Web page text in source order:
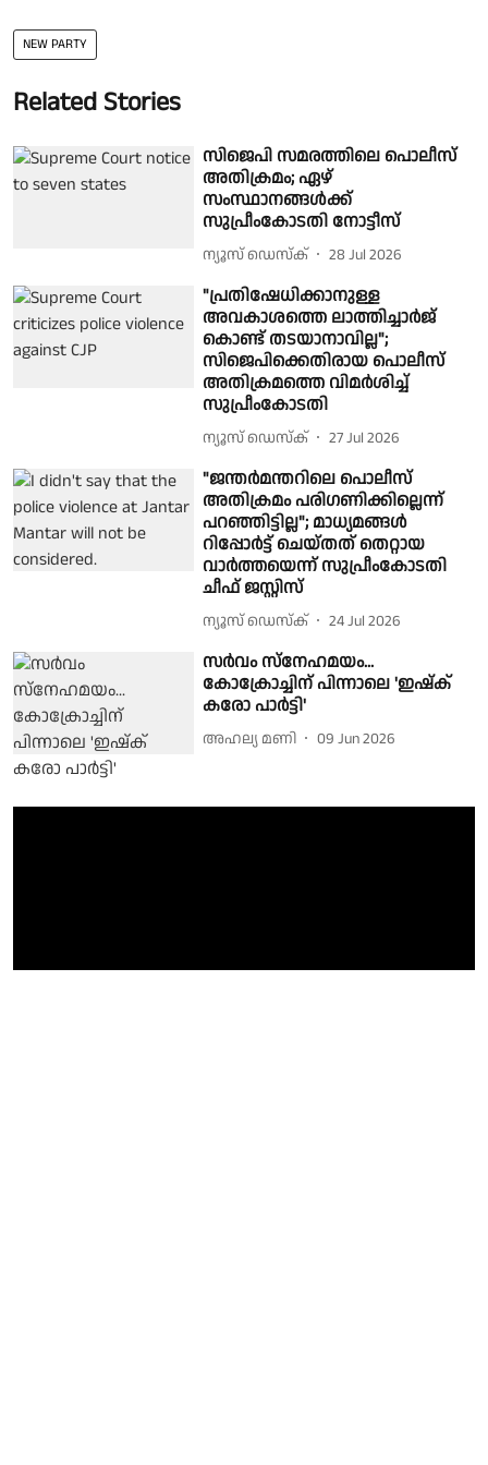
NEW PARTY
Related Stories
സിജെപി സമരത്തിലെ പൊലീസ്
അതിക്രമം; ഏഴ്
സംസ്ഥാനങ്ങൾക്ക്
സുപ്രീംകോടതി നോട്ടീസ്
ന്യൂസ് ഡെസ്ക് 28 Jul 2026
"പ്രതിഷേധിക്കാനുള്ള
അവകാശത്തെ ലാത്തിച്ചാർജ്
കൊണ്ട് തടയാനാവില്ല";
സിജെപിക്കെതിരായ പൊലീസ്
അതിക്രമത്തെ വിമർശിച്ച്
സുപ്രീംകോടതി
ന്യൂസ് ഡെസ്ക് 27 Jul 2026
"ജന്തർമന്തറിലെ പൊലീസ്
അതിക്രമം പരിഗണിക്കില്ലെന്ന്
പറഞ്ഞിട്ടില്ല"; മാധ്യമങ്ങൾ
റിപ്പോർട്ട് ചെയ്തത് തെറ്റായ
വാർത്തയെന്ന് സുപ്രീംകോടതി
ചീഫ് ജസ്റ്റിസ്
ന്യൂസ് ഡെസ്ക് 24 Jul 2026
സർവം സ്നേഹമയം...
കോക്രോച്ചിന് പിന്നാലെ 'ഇഷ്ക്
കരോ പാർട്ടി'
അഹല്യ മണി 09 Jun 2026